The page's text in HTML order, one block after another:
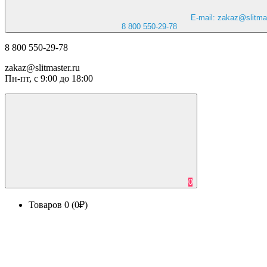
E-mail:
8 800 550-29-78
8 800 550-29-78
zakaz@slitmaster.ru
Пн-пт, с 9:00 до 18:00
0
Товаров 0 (0₽)